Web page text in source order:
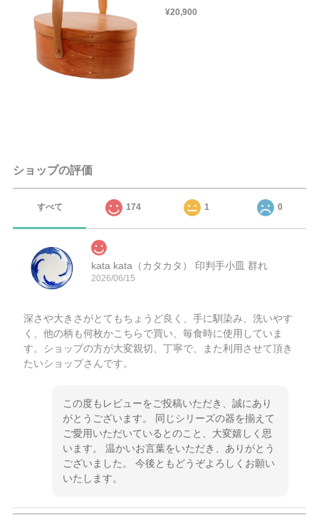
¥20,900
ショップの評価
すべて 174 1 0
kata kata（カタカタ） 印判手小皿 群れ
2026/06/15
深さや大きさがとてもちょうど良く、手に馴染み、洗いやす
く、他の柄も何枚かこちらで買い、毎食時に使用していま
す。ショップの方が大変親切、丁寧で、また利用させて頂き
たいショップさんです。
この度もレビューをご投稿いただき、誠にあり
がとうございます。 同じシリーズの器を揃えて
ご愛用いただいているとのこと、大変嬉しく思
います。 温かいお言葉をいただき、ありがとう
ございました。 今後ともどうぞよろしくお願い
いたします。